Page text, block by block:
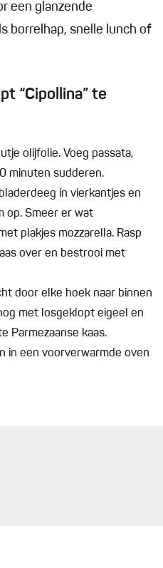
een glanzende
borrelhap, snelle lunch of
“Cipollina” te
olijfolie. Voeg passata,
minuten sudderen.
in vierkantjes en
op. Smeer er wat
plakjes mozzarella. Rasp
over en bestrooi met
door elke hoek naar binnen
met losgeklopt eigeel en
Parmezaanse kaas.
in een voorverwarmde oven